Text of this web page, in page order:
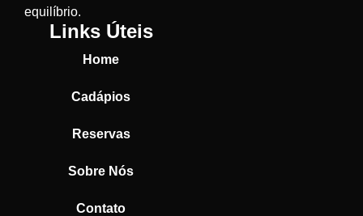
equilíbrio.
Links Úteis
Home
Cadápios
Reservas
Sobre Nós
Contato